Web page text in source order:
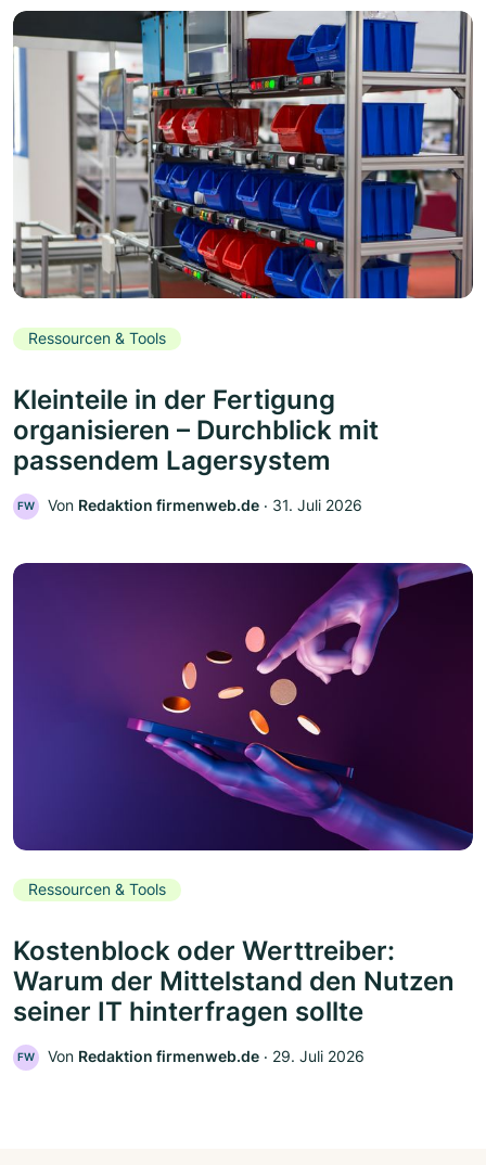
Ressourcen & Tools
Kleinteile in der Fertigung
organisieren – Durchblick mit
passendem Lagersystem
FW Von Redaktion firmenweb.de ‧ 31. Juli 2026
Ressourcen & Tools
Kostenblock oder Werttreiber:
Warum der Mittelstand den Nutzen
seiner IT hinterfragen sollte
FW Von Redaktion firmenweb.de ‧ 29. Juli 2026